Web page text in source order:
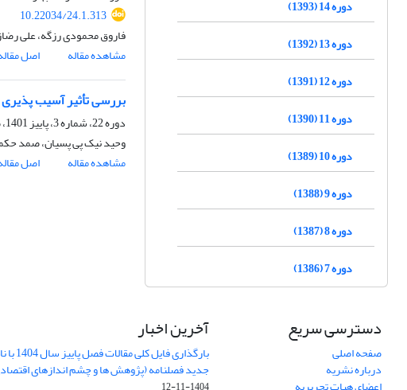
10.22034/24.1.313
فاروق محمودی رزگه، علی
مشاهده مقاله
اصل
بررسی تأثیر آسیب
دوره 22، شماره 3، پاییز 1401، صفحه
وحید نیک پی پسیان، صمد
مشاهده مقاله
اصل
دوره 14 (1393)
دوره 13 (1392)
دوره 12 (1391)
دوره 11 (1390)
دوره 10 (1389)
دوره 9 (1388)
دوره 8 (1387)
دوره 7 (1386)
دسترسی سریع
صفحه اصلی
درباره نشریه
آخرین اخبار
بارگذاری فایل کلی مقالات
جدید فصلنامه (پژوهش ها و چشم اندازهای